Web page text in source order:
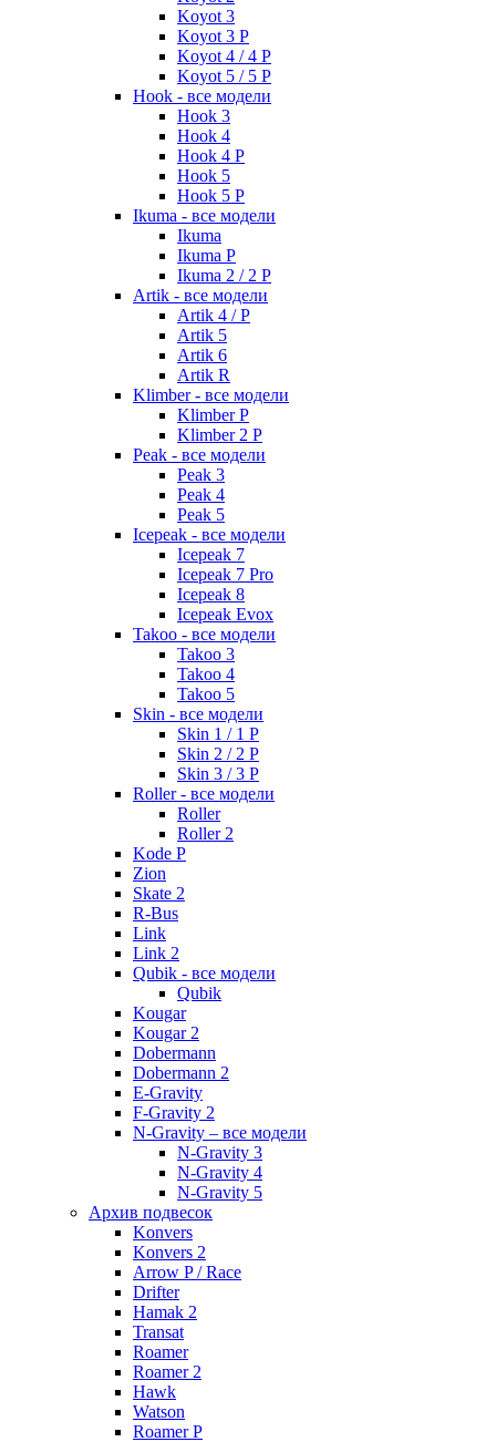
Koyot 3
Koyot 3 P
Koyot 4 / 4 P
Koyot 5 / 5 P
Hook - все модели
Hook 3
Hook 4
Hook 4 P
Hook 5
Hook 5 P
Ikuma - все модели
Ikuma
Ikuma P
Ikuma 2 / 2 P
Artik - все модели
Artik 4 / P
Artik 5
Artik 6
Artik R
Klimber - все модели
Klimber P
Klimber 2 P
Peak - все модели
Peak 3
Peak 4
Peak 5
Icepeak - все модели
Icepeak 7
Icepeak 7 Pro
Icepeak 8
Icepeak Evox
Takoo - все модели
Takoo 3
Takoo 4
Takoo 5
Skin - все модели
Skin 1 / 1 P
Skin 2 / 2 P
Skin 3 / 3 P
Roller - все модели
Roller
Roller 2
Kode P
Zion
Skate 2
R-Bus
Link
Link 2
Qubik - все модели
Qubik
Kougar
Kougar 2
Dobermann
Dobermann 2
E-Gravity
F-Gravity 2
N-Gravity – все модели
N-Gravity 3
N-Gravity 4
N-Gravity 5
Архив подвесок
Konvers
Konvers 2
Arrow P / Race
Drifter
Hamak 2
Transat
Roamer
Roamer 2
Hawk
Watson
Roamer P